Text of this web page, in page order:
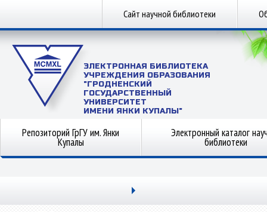
Сайт научной библиотеки
ЭЛЕКТРОННАЯ БИБЛИОТЕКА
УЧРЕЖДЕНИЯ ОБРАЗОВАНИЯ
"ГРОДНЕНСКИЙ
ГОСУДАРСТВЕННЫЙ
УНИВЕРСИТЕТ
ИМЕНИ ЯНКИ КУПАЛЫ"
Репозиторий ГрГУ им. Янки
Купалы
Электронный каталог
библиотеки